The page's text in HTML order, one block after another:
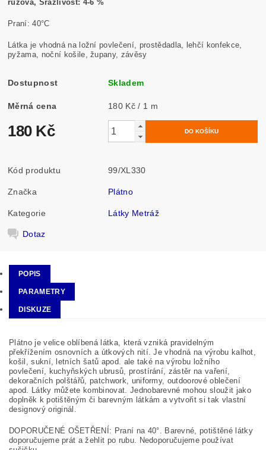
růžová, Srážlivost: 4-6 %
Praní: 40°C
Látka je vhodná na ložní povlečení, prostědadla, lehčí konfekce,
pyžama, noční košile, župany, závěsy
Dostupnost Skladem
Měrná cena 180 Kč / 1 m
180 Kč
Kód produktu 99/XL330
Značka Plátno
Kategorie Látky Metráž
Dotaz
POPIS
PARAMETRY
DISKUZE
Plátno je velice oblíbená látka, která vzniká pravidelným
překřížením osnovních a útkových nití. Je vhodná na výrobu kalhot,
košil, sukní, letních šatů apod. ale také na výrobu ložního
povlečení, kuchyňských ubrusů, prostírání, zástěr na vaření,
dekoračních polštářů, patchwork, uniformy, outdoorové oblečení
apod. Látky můžete kombinovat. Jednobarevné mohou sloužit jako
doplněk k potištěným či barevným látkám a vytvořit si tak vlastní
designový originál.
DOPORUČENÉ OŠETŘENÍ: Praní na 40°. Barevné, potištěné látky
doporučujeme prát a žehlit po rubu. Nedoporučujeme používat